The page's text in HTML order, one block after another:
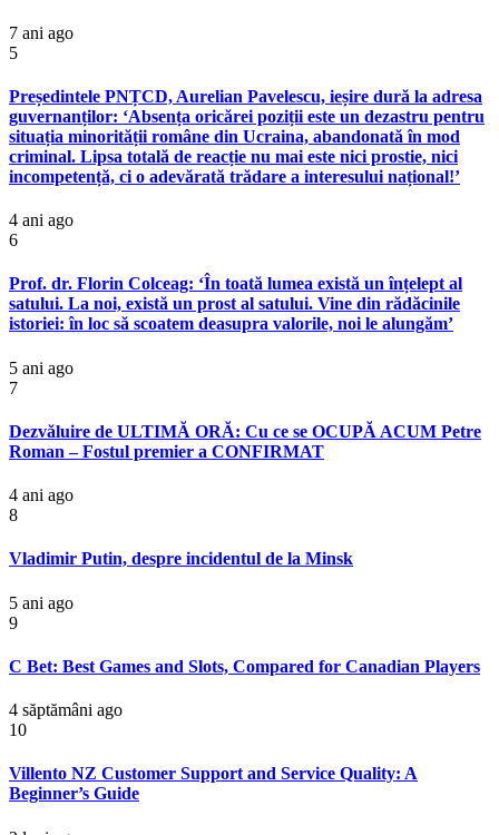
7 ani ago
5
Președintele PNȚCD, Aurelian Pavelescu, ieșire dură la adresa
guvernanților: ‘Absența oricărei poziții este un dezastru pentru
situația minorității române din Ucraina, abandonată în mod
criminal. Lipsa totală de reacție nu mai este nici prostie, nici
incompetență, ci o adevărată trădare a interesului național!’
4 ani ago
6
Prof. dr. Florin Colceag: ‘În toată lumea există un înțelept al
satului. La noi, există un prost al satului. Vine din rădăcinile
istoriei: în loc să scoatem deasupra valorile, noi le alungăm’
5 ani ago
7
Dezvăluire de ULTIMĂ ORĂ: Cu ce se OCUPĂ ACUM Petre
Roman – Fostul premier a CONFIRMAT
4 ani ago
8
Vladimir Putin, despre incidentul de la Minsk
5 ani ago
9
C Bet: Best Games and Slots, Compared for Canadian Players
4 săptămâni ago
10
Villento NZ Customer Support and Service Quality: A
Beginner’s Guide